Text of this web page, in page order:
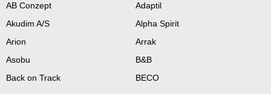
AB Conzept
Adaptil
Akudim A/S
Alpha Spirit
Arion
Arrak
Asobu
B&B
Back on Track
BECO